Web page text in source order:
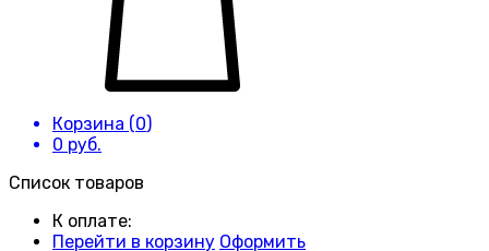
Корзина (0)
0 руб.
Список товаров
К оплате:
Перейти в корзину Оформить